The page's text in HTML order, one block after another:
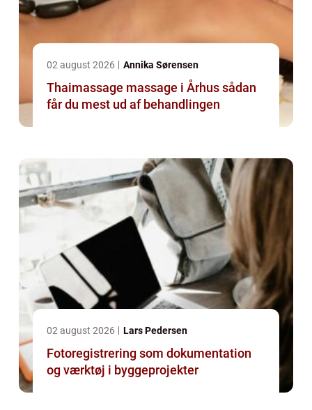
02 august 2026 Annika Sørensen
Thaimassage massage i Århus sådan
får du mest ud af behandlingen
02 august 2026 Lars Pedersen
Fotoregistrering som dokumentation
og værktøj i byggeprojekter